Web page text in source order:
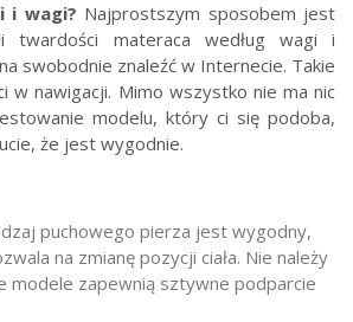
i wagi? Najprostszym sposobem jest
twardości materaca według wagi i
swobodnie znaleźć w Internecie. Takie
w nawigacji. Mimo wszystko nie ma nic
modelu, który ci się podoba,
że jest wygodnie.
puchowego pierza jest wygodny,
na zmianę pozycji ciała. Nie należy
modele zapewnią sztywne podparcie